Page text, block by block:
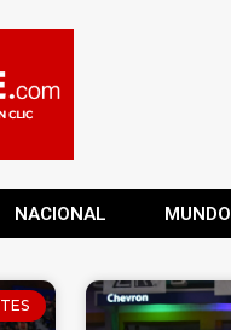
NACIONAL MUNDO